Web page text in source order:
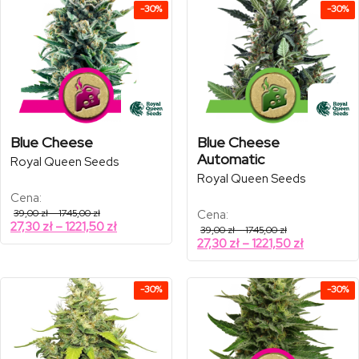
35,69 zł
do
236,24 zł
39,69 zł
do
269,78 zł
-30%
Blue Cheese
Royal Queen Seeds
Cena:
39,00zł–1745,00złZakres
cen:
od
39,00 zł
27,30 zł – 1221,50 złZakres
cen:
1221,50 zł
-30%
Blue Cheese
Automatic
Royal Queen Seeds
Cena:
39,00zł–1745,00złZakres
cen:
od
39,00 zł
1745,00 zł
27,30 zł – 1221,50 złZakres
cen:
27,30 zł
do
1221,50 zł
-30% -30%